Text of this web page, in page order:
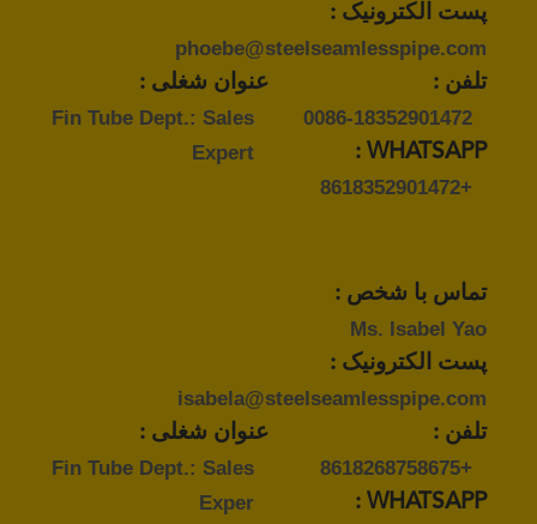
پست الکترونیک :
phoebe@steelseamlesspipe.com
عنوان شغلی :
Fin Tube Dept.: Sales
Expert
تلفن :
0086-18352901472
WHATSAPP :
+8618352901472
تماس با شخص :
Ms. Isabel Yao
پست الکترونیک :
isabela@steelseamlesspipe.com
عنوان شغلی :
Fin Tube Dept.: Sales
Exper
تلفن :
+8618268758675
WHATSAPP :